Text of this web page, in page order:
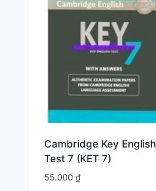
Cambridge Key English
Test 7 (KET 7)
55.000 ₫